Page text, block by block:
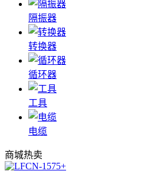
隔振器
转换器
循环器
工具
电缆
商城热卖